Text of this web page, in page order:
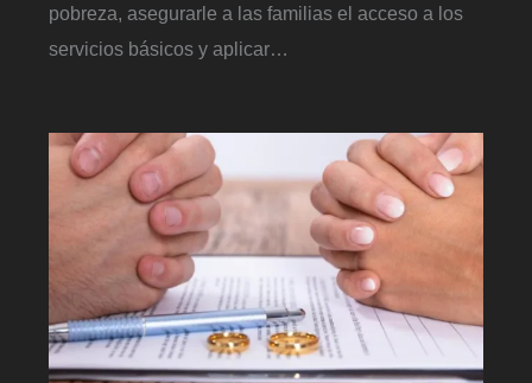
pobreza, asegurarle a las familias el acceso a los
servicios básicos y aplicar…